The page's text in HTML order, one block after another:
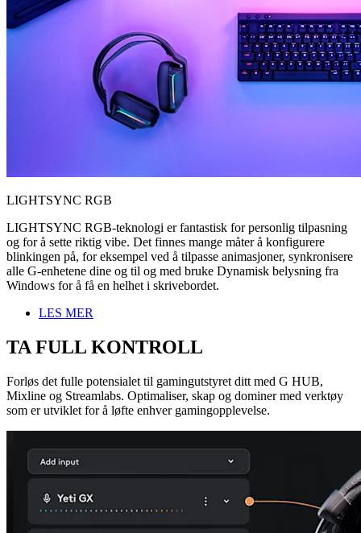
LIGHTSYNC RGB
LIGHTSYNC RGB-teknologi er fantastisk for personlig tilpasning
og for å sette riktig vibe. Det finnes mange måter å konfigurere
blinkingen på, for eksempel ved å tilpasse animasjoner, synkronisere
alle G-enhetene dine og til og med bruke Dynamisk belysning fra
Windows for å få en helhet i skrivebordet.
LES MER
TA FULL KONTROLL
Forløs det fulle potensialet til gamingutstyret ditt med G HUB,
Mixline og Streamlabs. Optimaliser, skap og dominer med verktøy
som er utviklet for å løfte enhver gamingopplevelse.